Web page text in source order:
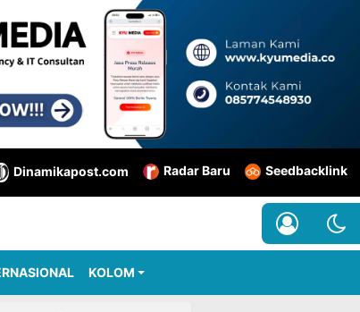
Dinamikapost.com Radar Baru Seedbacklink
KOLOM